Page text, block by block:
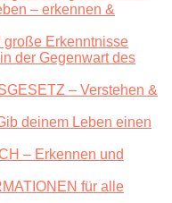
– erkennen &
Erkenntnisse
der Gegenwart des
– Verstehen &
deinem Leben einen
– Erkennen und
für alle